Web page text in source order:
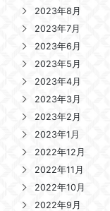
2023年8月
2023年7月
2023年6月
2023年5月
2023年4月
2023年3月
2023年2月
2023年1月
2022年12月
2022年11月
2022年10月
2022年9月